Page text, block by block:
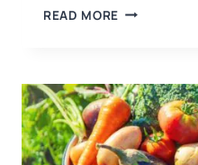
READ MORE ORGANIC
SEKTÖRLE
BULUŞTUK!